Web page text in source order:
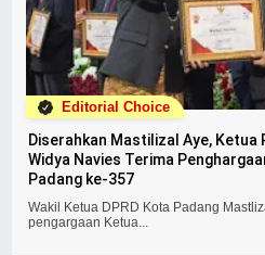
Editorial Choice
Diserahkan Mastilizal Aye, Ketua
Widya Navies Terima
Padang ke-357
Wakil Ketua DPRD Kota Padang
pengargaan Ketua...